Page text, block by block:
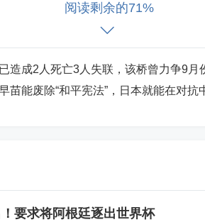
一天表示，谈判计划已制定，预计将
实现，将是2025年6月美军空袭伊朗
阅读剩余的71%
人死亡3人失联，该桥曾力争9月份建成通车，目前
废除“和平宪法”，日本就能在对抗中国上承担
要求将阿根廷逐出世界杯